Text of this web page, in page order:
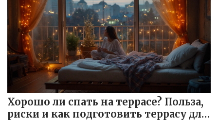
Хорошо ли спать на террасе? Польза,
риски и как подготовить террасу для